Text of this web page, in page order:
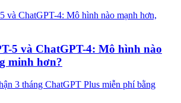
5 và ChatGPT-4: Mô hình nào
minh hơn?